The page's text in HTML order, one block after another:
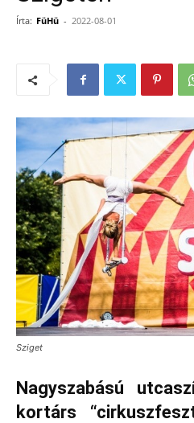
Írta: FüHü - 2022-08-01
Sziget
Nagyszabású
kortárs